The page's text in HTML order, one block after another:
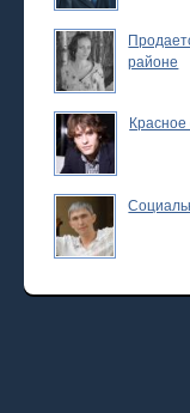
районе
Красное